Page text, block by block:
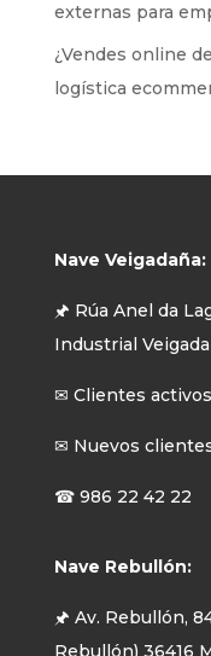
externas para
¿Vendes online
logística
Nave Veigadaña:
🖈 Rúa Anel da
Industrial
✉ Clientes
✉ Nuevos
☎ 986 22 42 22
Nave Rebullón:
🖈 Av. Rebullón,
Rebullón) 36416